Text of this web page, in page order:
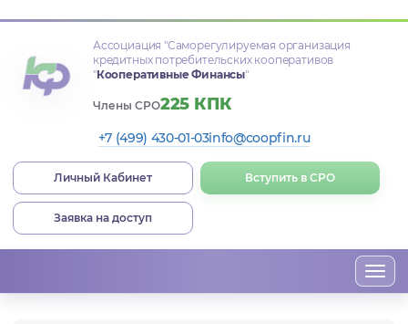
Ассоциация "Саморегулируемая организация
кредитных потребительских кооперативов
"Кооперативные Финансы"
Члены СРО225 КПК
+7 (499) 430-01-03info@coopfin.ru
Личный Кабинет Вступить в СРО
Заявка на доступ